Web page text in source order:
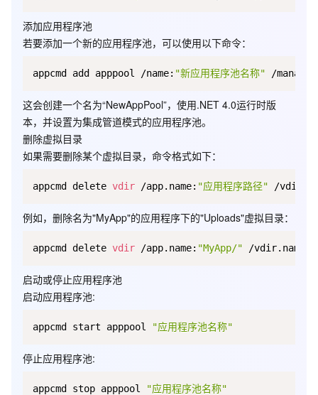
WP 管理工作进程REQUEST 管理 HTTP 请求MODULE 管
理服务器模块BACKUP 管理服务器配置备份TRACE 使用失败
请求跟踪日志
名和对应的站点状态。
另外我们可以使用appcmd list request /site.name:"网站名称"
或者
前的http请求数。
添加应用程序池
若要添加一个新的应用程序池，可以使用以下命令：
appcmd add apppool /name: "新应用程序池名称"
这会创建一个名为“NewAppPool”，使用.NET 4.0运行时版
本，并设置为集成管道模式的应用程序池。
删除虚拟目录
如果需要删除某个虚拟目录，命令格式如下：
appcmd delete vdir /app.name: "应用程序路径" /
例如，删除名为"MyApp"的应用程序下的"Uploads"虚拟目录：
appcmd delete vdir /app.name: "MyApp/" /vdir.name:
启动或停止应用程序池
启动应用程序池:
appcmd start apppool "应用程序池名称"
停止应用程序池:
appcmd stop apppool "应用程序池名称"